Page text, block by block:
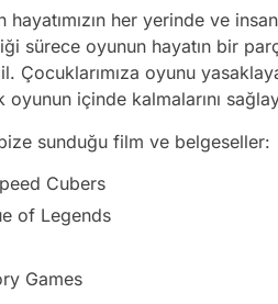
hayatımızın her yerinde ve
sürece oyunun hayatın bir
Çocuklarımıza oyunu
oyunun içinde kalmalarını
sunduğu film ve belgeseller:
Cubers
of Legends
Games